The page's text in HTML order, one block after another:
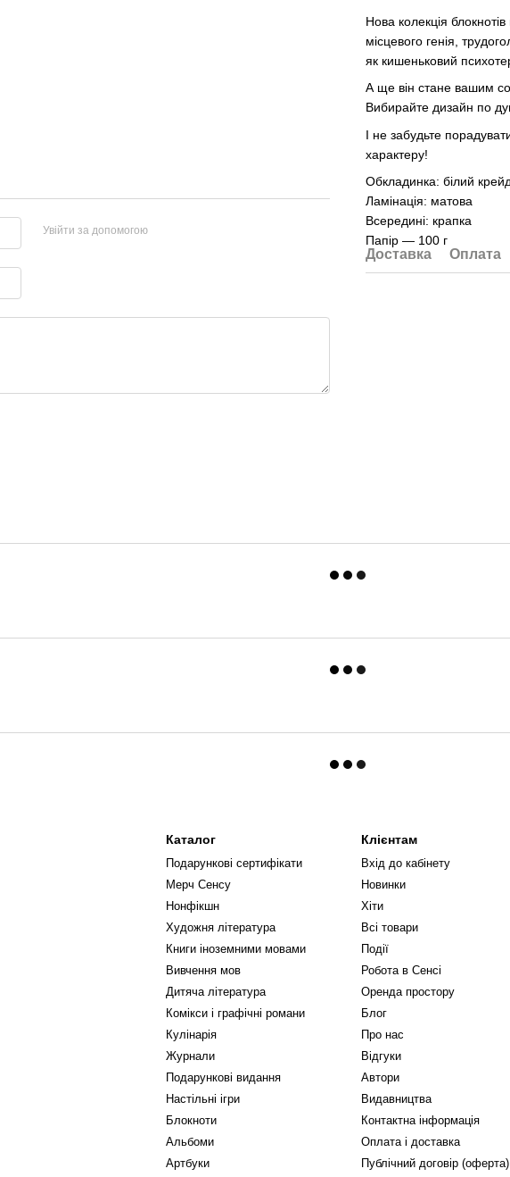
Увійти за допомогою
Нова колекція
місцевого генія,
як кишеньковий
А ще він стане вашим
Вибирайте дизайн по
І не забудьте
характеру!
Обкладинка: білий
Ламінація: матова
Всередині: крапка
Папір — 100 г
Доставка Оплата
Каталог
Подарункові сертифікати
Мерч Сенсу
Нонфікшн
Художня література
Книги іноземними мовами
Вивчення мов
Дитяча література
Комікси і графічні романи
Кулінарія
Журнали
Подарункові видання
Настільні ігри
Блокноти
Альбоми
Артбуки
Клієнтам
Вхід до кабінету
Новинки
Хіти
Всі товари
Події
Робота в Сенсі
Оренда простору
Блог
Про нас
Відгуки
Автори
Видавництва
Контактна інформація
Оплата і доставка
Публічний договір (оферта)